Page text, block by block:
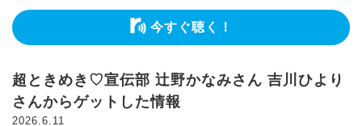
今すぐ聴く！
超ときめき♡宣伝部 辻野かなみさん 吉川ひより
さんからゲットした情報
2026.6.11